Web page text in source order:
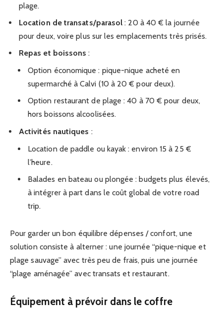
plage.
Location de transats/parasol : 20 à 40 € la journée
pour deux, voire plus sur les emplacements très prisés.
Repas et boissons :
Option économique : pique-nique acheté en
supermarché à Calvi (10 à 20 € pour deux).
Option restaurant de plage : 40 à 70 € pour deux,
hors boissons alcoolisées.
Activités nautiques :
Location de paddle ou kayak : environ 15 à 25 €
l’heure.
Balades en bateau ou plongée : budgets plus élevés,
à intégrer à part dans le coût global de votre road
trip.
Pour garder un bon équilibre dépenses / confort, une
solution consiste à alterner : une journée “pique-nique et
plage sauvage” avec très peu de frais, puis une journée
“plage aménagée” avec transats et restaurant.
Équipement à prévoir dans le coffre